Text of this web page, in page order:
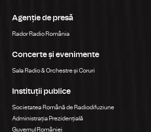
Agenție de presă
Rador Radio România
Concerte și evenimente
Sala Radio & Orchestre și Coruri
Instituții publice
Societatea Română de Radiodifuziune
Administrația Prezidențială
Guvernul României